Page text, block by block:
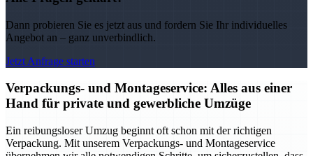
Dann probieren Sie es jetzt aus und fordern Sie Ihr individuelles
Angebot an – ganz unverbindlich.
Jetzt Anfrage starten
Verpackungs- und Montageservice: Alles aus einer
Hand für private und gewerbliche Umzüge
Ein reibungsloser Umzug beginnt oft schon mit der richtigen
Verpackung. Mit unserem Verpackungs- und Montageservice